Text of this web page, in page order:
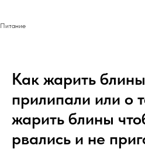
Питание
Как жарить
прилипали или о
жарить блины
рвались и не